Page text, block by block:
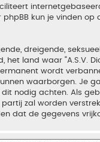
kun je vinden op
dreigende,
land waar “A.S.V.
wordt
waarborgen. Je
nodig achten. Als
zal worden verstrekt
dat de gegevens